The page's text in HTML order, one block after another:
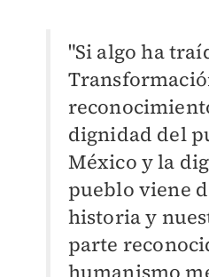
"Si algo ha
dignidad del
México y la
pueblo viene
historia y
parte